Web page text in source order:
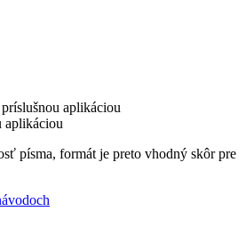
aplikáciou
aplikáciou
písma, formát je preto vhodný skôr pre